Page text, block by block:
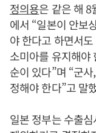
정의용은 같은 해 8
에서 “일본이 안보
야 한다고 하면서
소미아를 유지해야
순이 있다”며 “군
정해야 한다”고 말
일본 정부는 수출